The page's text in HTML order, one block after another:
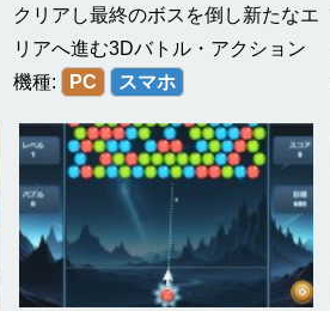
クリアし最終のボスを倒し新たなエ
リアへ進む3Dバトル・アクション
機種:
PC スマホ